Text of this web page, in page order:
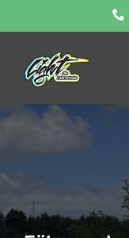
to
content